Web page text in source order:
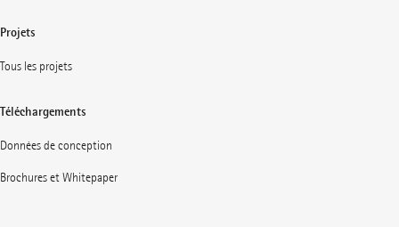
Projets
Tous les projets
Téléchargements
Données de conception
Brochures et Whitepaper